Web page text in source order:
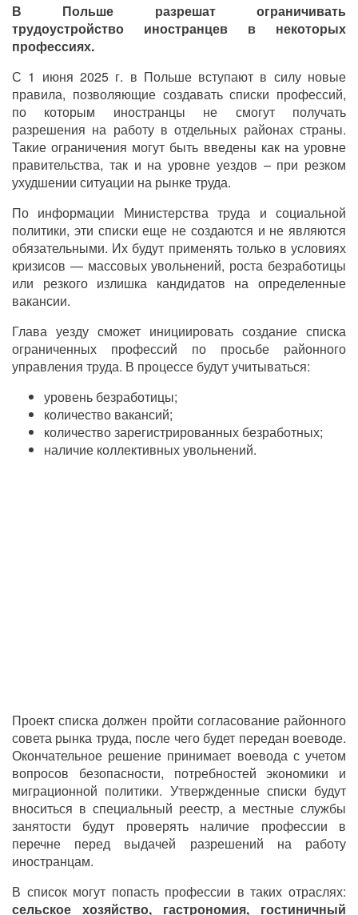
В Польше разрешат ограничивать
трудоустройство иностранцев в некоторых
профессиях.
С 1 июня 2025 г. в Польше вступают в силу новые
правила, позволяющие создавать списки профессий,
по которым иностранцы не смогут получать
разрешения на работу в отдельных районах страны.
Такие ограничения могут быть введены как на уровне
правительства, так и на уровне уездов – при резком
ухудшении ситуации на рынке труда.
По информации Министерства труда и социальной
политики, эти списки еще не создаются и не являются
обязательными. Их будут применять только в условиях
кризисов — массовых увольнений, роста безработицы
или резкого излишка кандидатов на определенные
вакансии.
Глава уезду сможет инициировать создание списка
ограниченных профессий по просьбе районного
управления труда. В процессе будут учитываться:
уровень безработицы;
количество вакансий;
количество зарегистрированных безработных;
наличие коллективных увольнений.
Проект списка должен пройти согласование районного
совета рынка труда, после чего будет передан воеводе.
Окончательное решение принимает воевода с учетом
вопросов безопасности, потребностей экономики и
миграционной политики. Утвержденные списки будут
вноситься в специальный реестр, а местные службы
занятости будут проверять наличие профессии в
перечне перед выдачей разрешений на работу
иностранцам.
В список могут попасть профессии в таких отраслях:
сельское хозяйство, гастрономия, гостиничный